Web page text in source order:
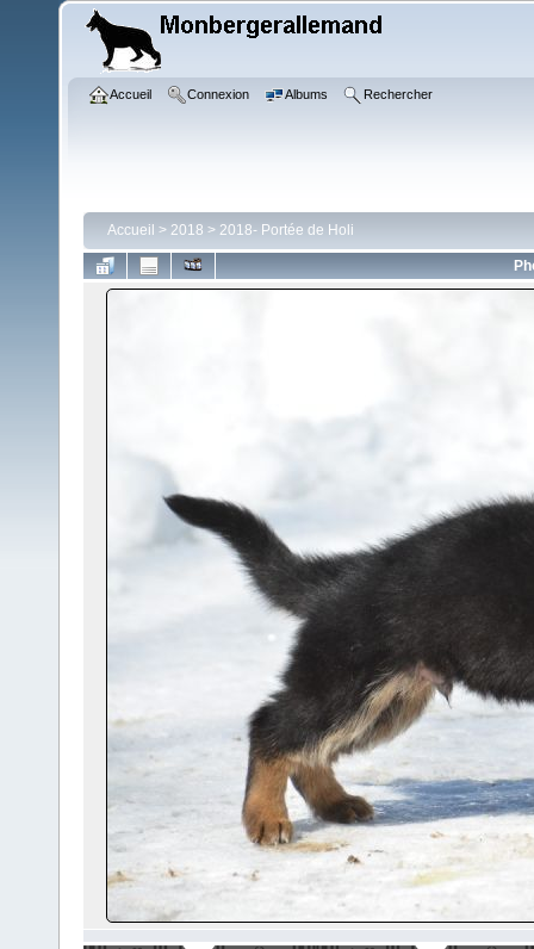
Accueil Connexion Albums Rechercher
Accueil > 2018 > 2018- Portée de Holi